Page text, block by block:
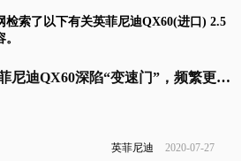
检索了以下有关英菲尼迪QX60(进口) 2.5
英菲尼迪QX60深陷“变速门”，频繁更换变速箱故障依旧
英菲尼迪 2020-07-27